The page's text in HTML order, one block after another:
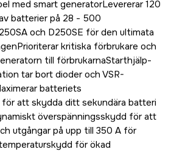
med smart generatorLevererar 120
batterier på 28 - 500
och D250SE för den ultimata
kritiska förbrukare och
till förbrukarnaStarthjälp-
tar bort dioder och VSR-
batteriets
att skydda ditt sekundära batteri
överspänningsskydd för att
utgångar på upp till 350 A för
för ökad